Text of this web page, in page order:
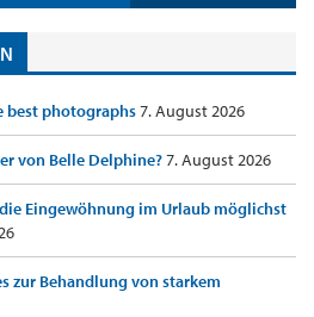
best photographs7. August 2026
von Belle Delphine?7. August 2026
Eingewöhnung im Urlaub möglichst
zur Behandlung von starkem